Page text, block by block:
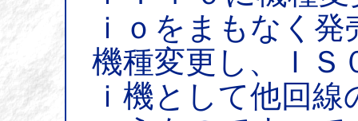
ｉｏをまもなく
機種変更し、ＩＳ
ｉ機として他回